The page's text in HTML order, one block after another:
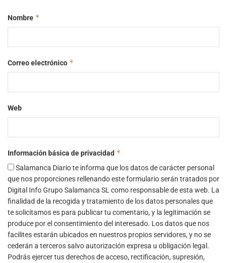
Nombre *
Correo electrónico *
Web
Información básica de privacidad *
Salamanca Diario te informa que los datos de carácter personal
que nos proporciones rellenando este formulario serán tratados por
Digital Info Grupo Salamanca SL como responsable de esta web. La
finalidad de la recogida y tratamiento de los datos personales que
te solicitamos es para publicar tu comentario, y la legitimación se
produce por el consentimiento del interesado. Los datos que nos
facilites estarán ubicados en nuestros propios servidores, y no se
cederán a terceros salvo autorización expresa u obligación legal.
Podrás ejercer tus derechos de acceso, rectificación, supresión,